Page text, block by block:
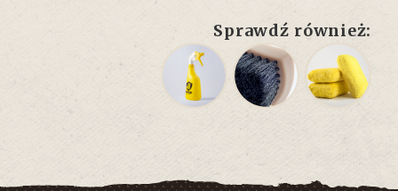
Sprawdź również: